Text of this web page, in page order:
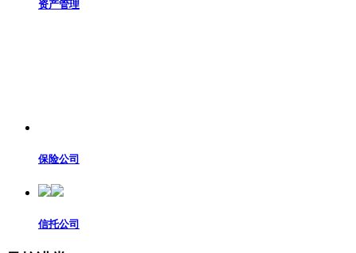
资产管理
保险公司
信托公司